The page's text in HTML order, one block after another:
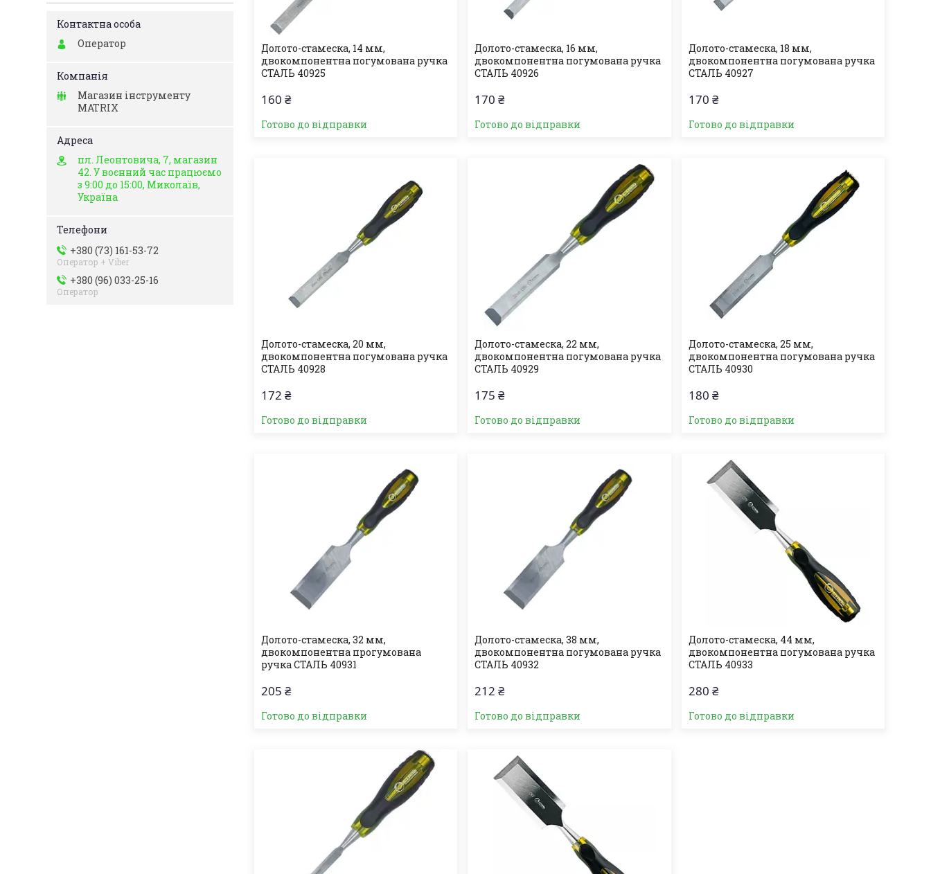
Долото-стамеска, 14 мм,
двокомпонентна погумована ручка
СТАЛЬ 40925
160 ₴
Готово до відправки
Долото-стамеска, 16 мм,
двокомпонентна погумована ручка
СТАЛЬ 40926
170 ₴
Готово до відправки
Долото-стамеска, 18 мм,
двокомпонентна погумована ручка
СТАЛЬ 40927
170 ₴
Готово до відправки
Долото-стамеска, 20 мм,
двокомпонентна погумована ручка
СТАЛЬ 40928
172 ₴
Готово до відправки
Долото-стамеска, 22 мм,
двокомпонентна погумована ручка
СТАЛЬ 40929
175 ₴
Готово до відправки
Долото-стамеска, 25 мм,
двокомпонентна погумована ручка
СТАЛЬ 40930
180 ₴
Готово до відправки
Долото-стамеска, 32 мм,
двокомпонентна прогумована
ручка СТАЛЬ 40931
205 ₴
Готово до відправки
Долото-стамеска, 38 мм,
двокомпонентна погумована ручка
СТАЛЬ 40932
212 ₴
Готово до відправки
Долото-стамеска, 44 мм,
двокомпонентна погумована ручка
СТАЛЬ 40933
280 ₴
Готово до відправки
Оператор
Магазин інструменту
MATRIX
пл. Леонтовича, 7, магазин
42. У воєнний час працюємо
з 9:00 до 15:00, Миколаїв,
Україна
+380 (73) 161-53-72
Оператор + Viber
+380 (96) 033-25-16
Оператор